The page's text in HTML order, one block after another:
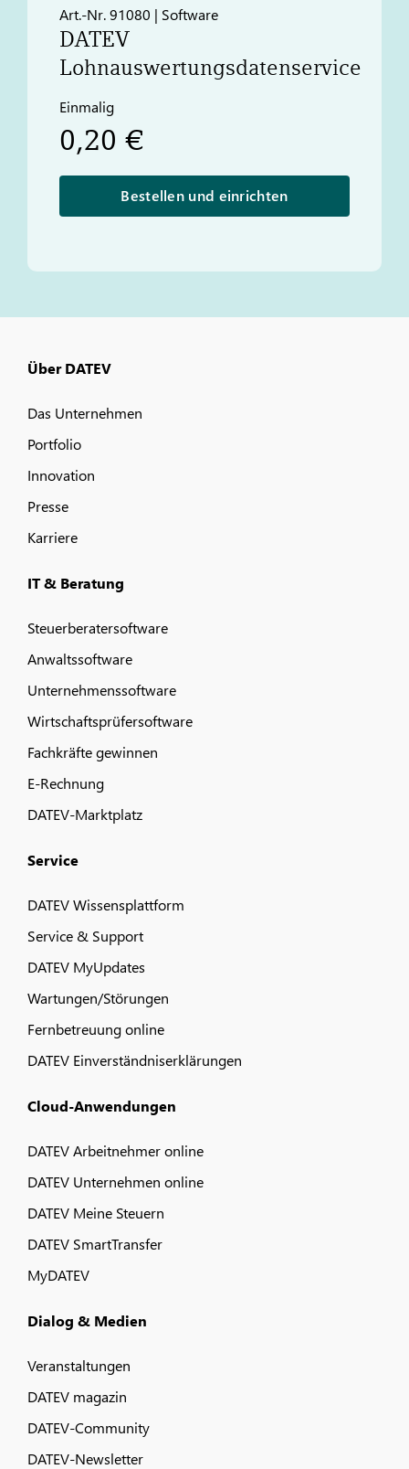
Art.-Nr. 91080 | Software
DATEV
Lohnauswertungsdatenservice
Einmalig
0,20 €
Bestellen und einrichten
Über DATEV
Das Unternehmen
Portfolio
Innovation
Presse
Karriere
IT & Beratung
Steuerberatersoftware
Anwaltssoftware
Unternehmenssoftware
Wirtschaftsprüfersoftware
Fachkräfte gewinnen
E-Rechnung
DATEV-Marktplatz
Service
DATEV Wissensplattform
Service & Support
DATEV MyUpdates
Wartungen/Störungen
Fernbetreuung online
DATEV Einverständniserklärungen
Cloud-Anwendungen
DATEV Arbeitnehmer online
DATEV Unternehmen online
DATEV Meine Steuern
DATEV SmartTransfer
MyDATEV
Dialog & Medien
Veranstaltungen
DATEV magazin
DATEV-Community
DATEV-Newsletter